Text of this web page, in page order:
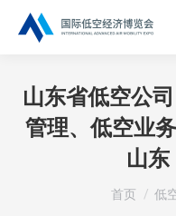
山东省低空公
管理、低空业
山
您在这里
首页 低